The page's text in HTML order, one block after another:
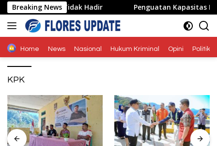
Langsung
ke
konten
Breaking News
Wakilnya Tidak Hadir Penguatan Kapasitas Karang
Home News Nasional Hukum Kriminal Opini Politik
KPK